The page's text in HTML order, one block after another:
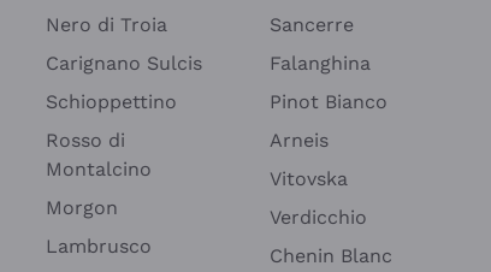
Nero di Troia
Carignano Sulcis
Schioppettino
Rosso di
Montalcino
Morgon
Lambrusco
Sancerre
Falanghina
Pinot Bianco
Arneis
Vitovska
Verdicchio
Chenin Blanc